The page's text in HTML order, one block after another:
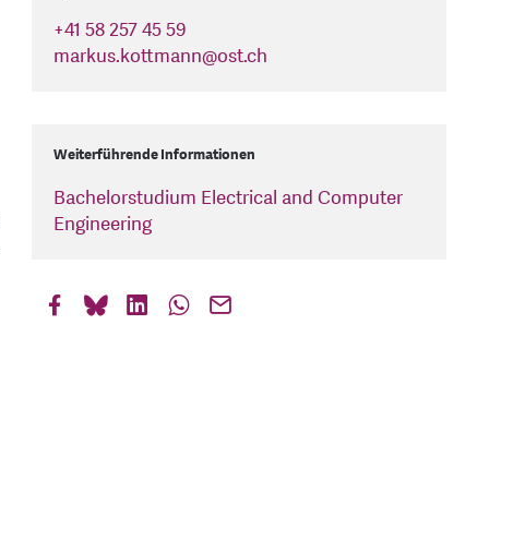
+41 58 257 45 59
markus.kottmann@ost.ch
Weiterführende Informationen
Bachelorstudium Electrical and Computer
Engineering